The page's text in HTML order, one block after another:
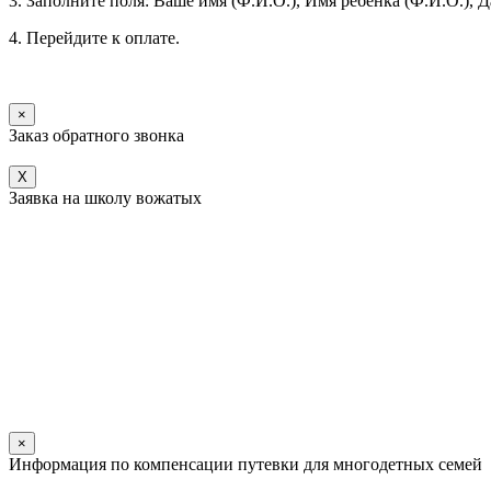
4. Перейдите к оплате.
×
Заказ обратного звонка
X
Заявка на школу вожатых
×
Информация по компенсации путевки для многодетных семей